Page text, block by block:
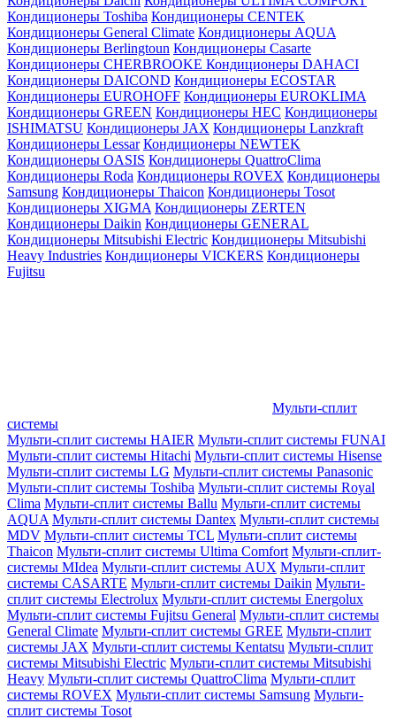
Кондиционеры Toshiba Кондиционеры CENTEK
Кондиционеры General Climate Кондиционеры AQUA
Кондиционеры Berlingtoun Кондиционеры Casarte
Кондиционеры CHERBROOKE Кондиционеры DAHACI
Кондиционеры DAICOND Кондиционеры ECOSTAR
Кондиционеры EUROHOFF Кондиционеры EUROKLIMA
Кондиционеры GREEN Кондиционеры HEC Кондиционеры
ISHIMATSU Кондиционеры JAX Кондиционеры Lanzkraft
Кондиционеры Lessar Кондиционеры NEWTEK
Кондиционеры OASIS Кондиционеры QuattroClima
Кондиционеры Roda Кондиционеры ROVEX Кондиционеры
Samsung Кондиционеры Thaicon Кондиционеры Tosot
Кондиционеры XIGMA Кондиционеры ZERTEN
Кондиционеры Daikin Кондиционеры GENERAL
Кондиционеры Mitsubishi Electric Кондиционеры Mitsubishi
Heavy Industries Кондиционеры VICKERS Кондиционеры
Fujitsu
Мульти-сплит
системы
Мульти-сплит системы HAIER Мульти-сплит системы FUNAI
Мульти-сплит системы Hitachi Мульти-сплит системы Hisense
Мульти-сплит системы LG Мульти-сплит системы Panasonic
Мульти-сплит системы Toshiba Мульти-сплит системы Royal
Clima Мульти-сплит системы Ballu Мульти-сплит системы
AQUA Мульти-сплит системы Dantex Мульти-сплит системы
MDV Мульти-сплит системы TCL Мульти-сплит системы
Thaicon Мульти-сплит системы Ultima Comfort Мульти-сплит-
системы MIdea Мульти-сплит системы AUX Мульти-сплит
системы CASARTE Мульти-сплит системы Daikin Мульти-
сплит системы Electrolux Мульти-сплит системы Energolux
Мульти-сплит системы Fujitsu General Мульти-сплит системы
General Climate Мульти-сплит системы GREE Мульти-сплит
системы JAX Мульти-сплит системы Kentatsu Мульти-сплит
системы Mitsubishi Electric Мульти-сплит системы Mitsubishi
Heavy Мульти-сплит системы QuattroClima Мульти-сплит
системы ROVEX Мульти-сплит системы Samsung Мульти-
сплит системы Tosot